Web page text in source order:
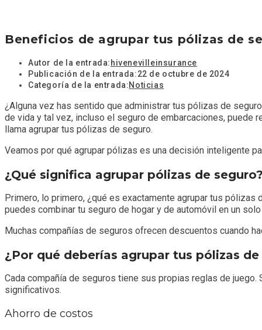
Beneficios de agrupar tus pólizas de
Autor de la entrada: hivenevilleinsurance
Publicación de la entrada:22 de octubre de 2024
Categoría de la entrada:Noticias
¿Alguna vez has sentido que administrar tus pólizas de
de vida y tal vez, incluso el seguro de embarcaciones, puede
llama agrupar tus pólizas de seguro.
Veamos por qué agrupar pólizas es una decisión inteligente
¿Qué significa agrupar pólizas de
Primero, lo primero, ¿qué es exactamente agrupar tus
puedes combinar tu seguro de hogar y de automóvil en un
Muchas compañías de seguros ofrecen descuentos cuando
¿Por qué deberías agrupar tus pólizas de
Cada compañía de seguros tiene sus propias reglas de
significativos.
Ahorro de costos